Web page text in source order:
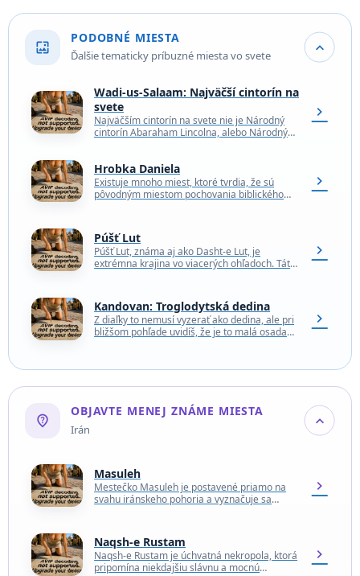
wallpaper
PODOBNÉ MIESTA
Ďalšie tematicky príbuzné miesta vo svete expand_more
Wadi-us-Salaam: Najväčší cintorín na
svete
Najväčším cintorín na svete nie je Národný
cintorín Abaraham Lincolna, alebo Národný
chevron_right
Hrobka Daniela
Existuje mnoho miest, ktoré tvrdia, že sú
pôvodným miestom pochovania biblického
v…
chevron_right
Púšť Lut
Púšť Lut, známa aj ako Dasht-e Lut, je
extrémna krajina vo viacerých ohľadoch. Táto
chevron_right
Kandovan: Troglodytská dedina
Z diaľky to nemusí vyzerať ako dedina, ale pri
bližšom pohľade uvidíš, že je to malá osada
chevron_right
not_listed_location
OBJAVTE MENEJ ZNÁME MIESTA
Irán expand_more
Masuleh
Mestečko Masuleh je postavené priamo na
svahu iránskeho pohoria a vyznačuje sa
chevron_right
Naqsh-e Rustam
Naqsh-e Rustam je úchvatná nekropola, ktorá
pripomína niekdajšiu slávnu a mocnú
chevron_right